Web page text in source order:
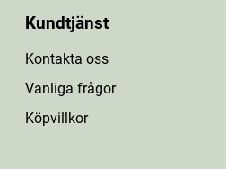
Kundtjänst
Kontakta oss
Vanliga frågor
Köpvillkor